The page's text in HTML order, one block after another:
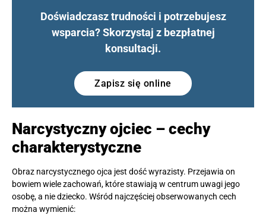
Doświadczasz trudności i potrzebujesz
wsparcia? Skorzystaj z bezpłatnej
konsultacji.
Zapisz się online
Narcystyczny ojciec – cechy
charakterystyczne
Obraz narcystycznego ojca jest dość wyrazisty. Przejawia on
bowiem wiele zachowań, które stawiają w centrum uwagi jego
osobę, a nie dziecko. Wśród najczęściej obserwowanych cech
można wymienić: